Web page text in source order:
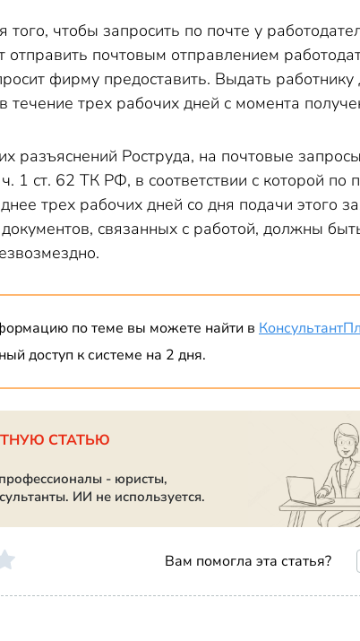
того, чтобы запросить по почте у
отправить почтовым отправлением
фирму предоставить. Выдать
течение трех рабочих дней с момента
разъяснений Роструда, на почтовые
1 ст. 62 ТК РФ, в соответствии с которой
трех рабочих дней со дня подачи этого
связанных с работой, должны
по теме вы можете найти в
доступ к системе на 2 дня.
СТАТЬЮ
- юристы,
ИИ не используется.
Вам помогла эта статья?